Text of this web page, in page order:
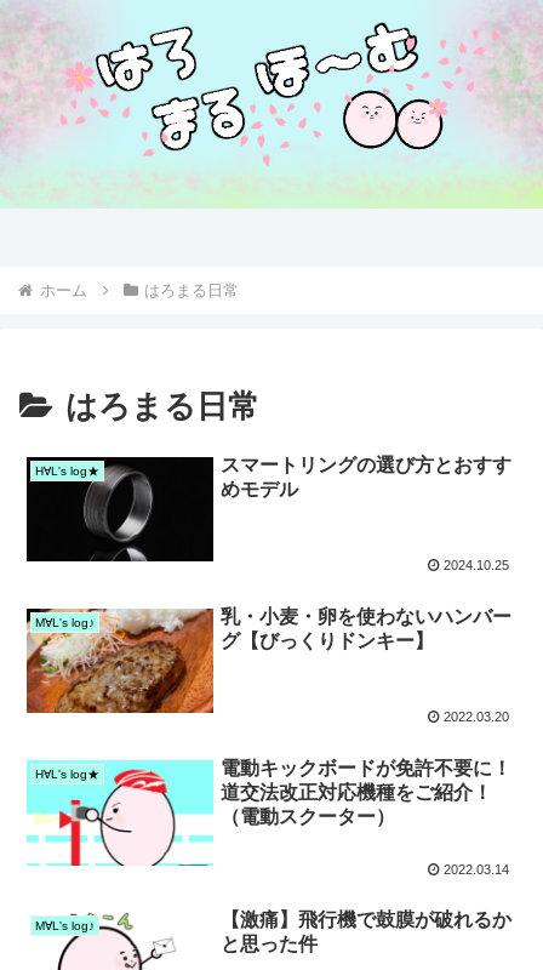
ホーム はろまる日常
はろまる日常
H∀L's log★
スマートリングの選び方とおすす
めモデル
2024.10.25
M∀L's log♪
乳・小麦・卵を使わないハンバー
グ【びっくりドンキー】
2022.03.20
H∀L's log★
電動キックボードが免許不要に！
道交法改正対応機種をご紹介！
（電動スクーター）
2022.03.14
M∀L's log♪
【激痛】飛行機で鼓膜が破れるか
と思った件